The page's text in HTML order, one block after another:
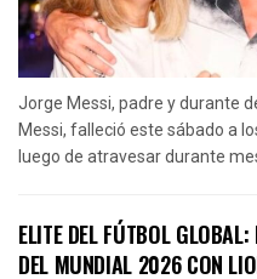
Jorge Messi, padre y durante
Messi, falleció este sábado a
luego de atravesar durante
ELITE DEL FÚTBOL
DEL MUNDIAL 2026 CON